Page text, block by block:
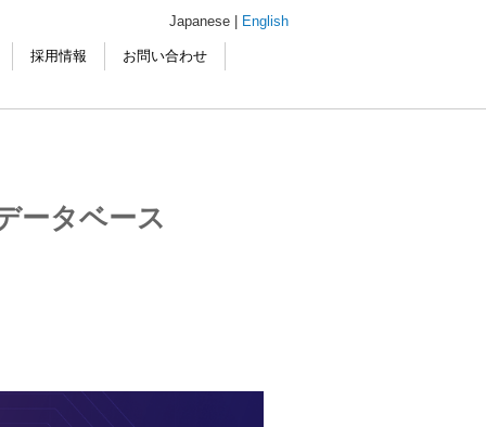
Japanese | English
採用情報 お問い合わせ
ータベース